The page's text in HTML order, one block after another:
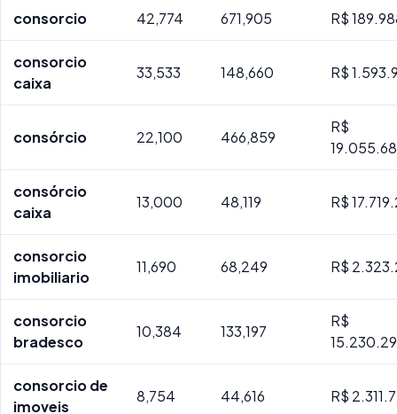
consorcio 42,774 671,905 R$
consorcio
caixa
33,533 148,660 R$
consórcio 22,100 466,859
R$
consórcio
caixa
13,000 48,119 R$
consorcio
imobiliario
11,690 68,249 R$
consorcio
bradesco
10,384 133,197
R$
consorcio de
imoveis
8,754 44,616 R$